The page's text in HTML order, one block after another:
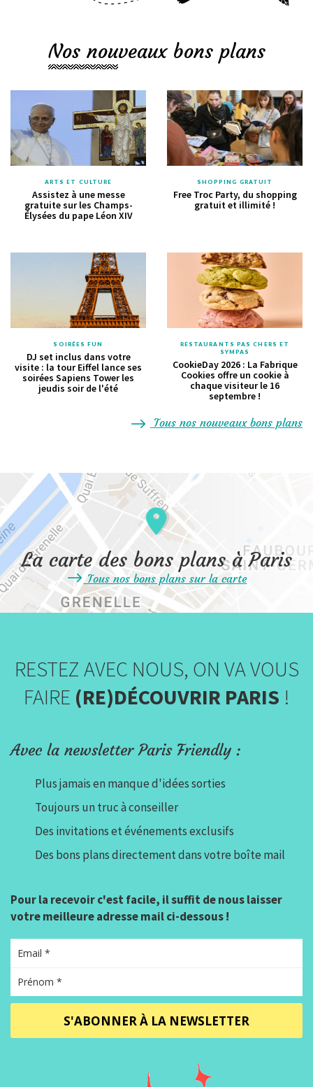
Nos nouveaux bons plans
ARTS ET CULTURE
Assistez à une messe
gratuite sur les Champs-
Élysées du pape Léon XIV
SHOPPING GRATUIT
Free Troc Party, du shopping
gratuit et illimité !
SOIRÉES FUN
DJ set inclus dans votre
visite : la tour Eiffel lance ses
soirées Sapiens Tower les
jeudis soir de l'été
RESTAURANTS PAS CHERS ET
SYMPAS
CookieDay 2026 : La Fabrique
Cookies offre un cookie à
chaque visiteur le 16
septembre !
Tous nos nouveaux bons plans
La carte des bons plans à Paris
Tous nos bons plans sur la carte
RESTEZ AVEC NOUS, ON VA VOUS
FAIRE (RE)DÉCOUVRIR PARIS !
Avec la newsletter Paris Friendly :
Plus jamais en manque d'idées sorties
Toujours un truc à conseiller
Des invitations et événements exclusifs
Des bons plans directement dans votre boîte mail
Pour la recevoir c'est facile, il suffit de nous laisser
votre meilleure adresse mail ci-dessous !
S'ABONNER À LA NEWSLETTER